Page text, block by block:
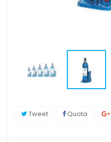
Tweet Quota